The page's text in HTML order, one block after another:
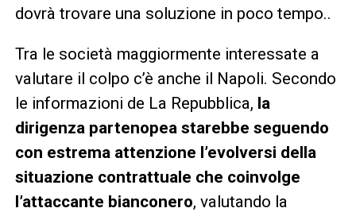
dovrà trovare una soluzione in poco tempo..
Tra le società maggiormente interessate a
valutare il colpo c’è anche il Napoli. Secondo
le informazioni de La Repubblica, la
dirigenza partenopea starebbe seguendo
con estrema attenzione l’evolversi della
situazione contrattuale che coinvolge
l’attaccante bianconero, valutando la